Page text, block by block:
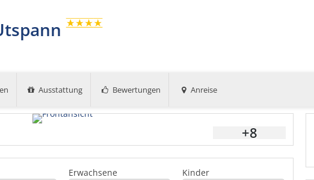
Ausstattung Bewertungen Anreise
+8
Erwachsene Kinder